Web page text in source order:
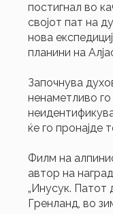
постигнал во
својот пат на
нова
планини на
Започнува
ненаметливо
ќе го пронајде
Филм на
автор на
„Инусук. Патот
Гренланд, во